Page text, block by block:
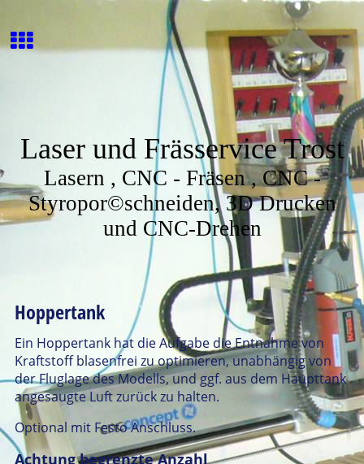
Laser und Frässervice Trost
Lasern , CNC - Fräsen , CNC -
Styropor©schneiden, 3D Drucken
und CNC-Drehen
Hoppertank
Ein Hoppertank hat die Aufgabe die Entnahme von
Kraftstoff blasenfrei zu optimieren, unabhängig von
der Fluglage des Modells, und ggf. aus dem Haupttank
angesaugte Luft zurück zu halten.
Optional mit Festo Anschluss.
Achtung begrenzte Anzahl